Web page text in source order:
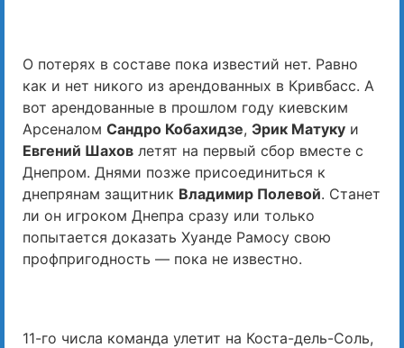
О потерях в составе пока известий нет. Равно
как и нет никого из арендованных в Кривбасс. А
вот арендованные в прошлом году киевским
Арсеналом Сандро Кобахидзе, Эрик Матуку и
Евгений Шахов летят на первый сбор вместе с
Днепром. Днями позже присоединиться к
днепрянам защитник Владимир Полевой. Станет
ли он игроком Днепра сразу или только
попытается доказать Хуанде Рамосу свою
профпригодность — пока не известно.
11-го числа команда улетит на Коста-дель-Соль,